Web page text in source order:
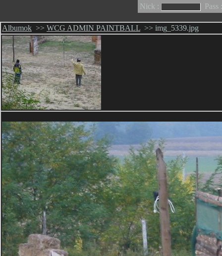
Nick : Pass
Albumok >> WCG ADMIN PAINTBALL >> img_5339.jpg